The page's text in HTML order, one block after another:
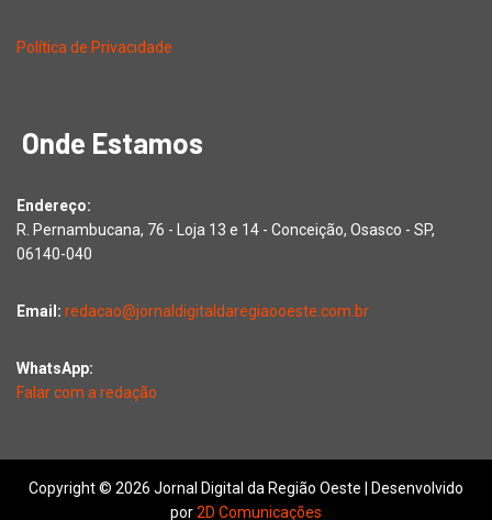
Política de Privacidade
Onde Estamos
Endereço:
R. Pernambucana, 76 - Loja 13 e 14 - Conceição, Osasco - SP,
06140-040
Email: redacao@jornaldigitaldaregiaooeste.com.br
WhatsApp:
Falar com a redação
Copyright © 2026 Jornal Digital da Região Oeste | Desenvolvido
por2D Comunicações